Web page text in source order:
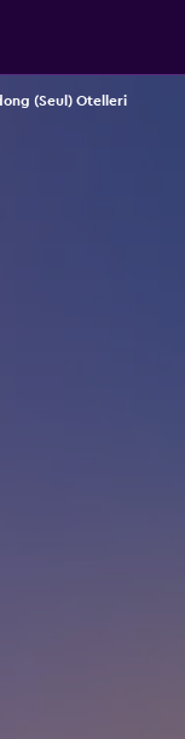
(Seul) Otelleri